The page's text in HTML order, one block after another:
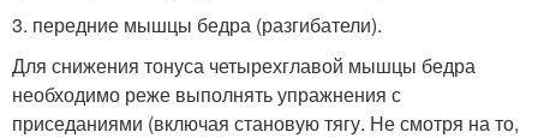
3. передние мышцы бедра (разгибатели).
Для снижения тонуса четырехглавой мышцы бедра
необходимо реже выполнять упражнения с
приседаниями (включая становую тягу. Не смотря на то,